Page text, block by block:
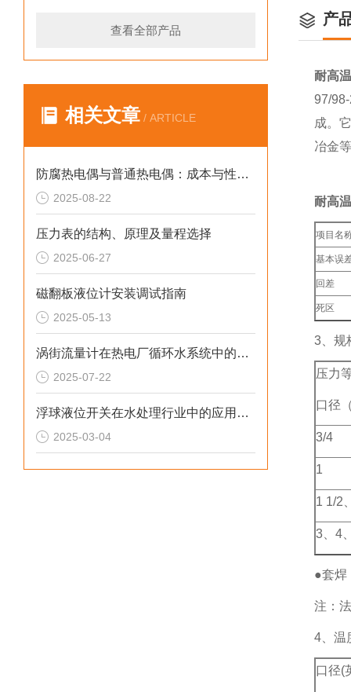
查看全部产品
相关文章 / ARTICLE
防腐热电偶与普通热电偶：成本与性能的深度技术权衡
2025-08-22
压力表的结构、原理及量程选择
2025-06-27
磁翻板液位计安装调试指南
2025-05-13
涡街流量计在热电厂循环水系统中的流量控制策略
2025-07-22
浮球液位开关在水处理行业中的应用实践与案例分析
2025-03-04
产
耐高
97/
成。
冶金
耐高
项目名
基本误
回差
死区
3、规
压力
口径
3/4
1
1 1/2
3、4
●套
注：
4、温
口径(